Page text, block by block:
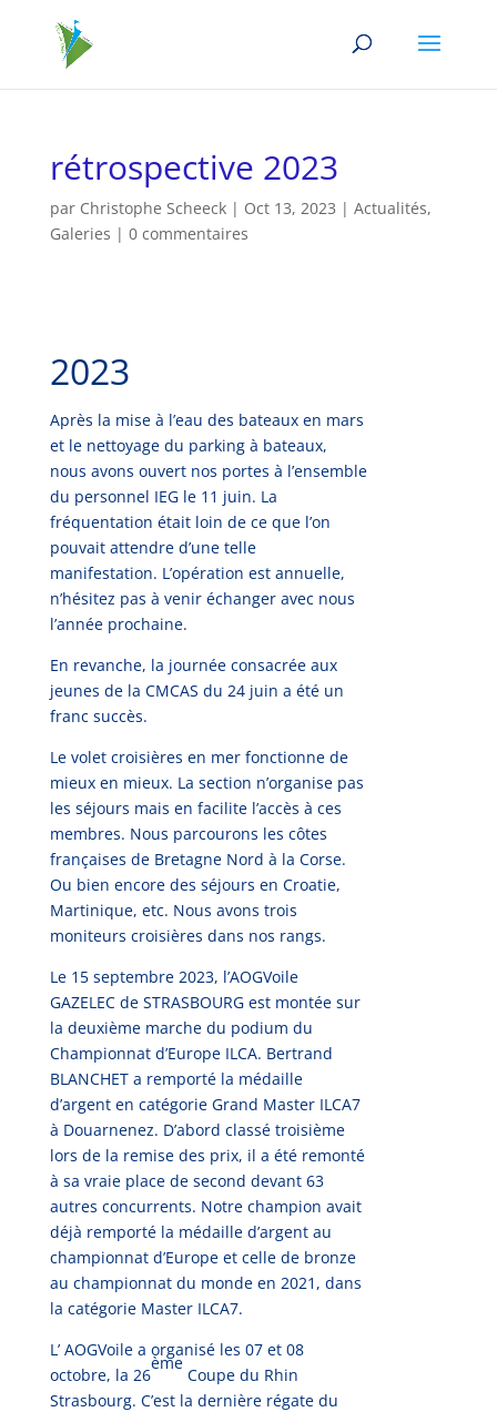
rétrospective 2023
par Christophe Scheeck| Oct 13, 2023 | Actualités,
Galeries | 0 commentaires
2023
Après la mise à l’eau des bateaux en mars
et le nettoyage du parking à bateaux,
nous avons ouvert nos portes à l’ensemble
du personnel IEG le 11 juin. La
fréquentation était loin de ce que l’on
pouvait attendre d’une telle
manifestation. L’opération est annuelle,
n’hésitez pas à venir échanger avec nous
l’année prochaine.
En revanche, la journée consacrée aux
jeunes de la CMCAS du 24 juin a été un
franc succès.
Le volet croisières en mer fonctionne de
mieux en mieux. La section n’organise pas
les séjours mais en facilite l’accès à ces
membres. Nous parcourons les côtes
françaises de Bretagne Nord à la Corse.
Ou bien encore des séjours en Croatie,
Martinique, etc. Nous avons trois
moniteurs croisières dans nos rangs.
Le 15 septembre 2023, l’AOGVoile
GAZELEC de STRASBOURG est montée sur
la deuxième marche du podium du
Championnat d’Europe ILCA. Bertrand
BLANCHET a remporté la médaille
d’argent en catégorie Grand Master ILCA7
à Douarnenez. D’abord classé troisième
lors de la remise des prix, il a été remonté
à sa vraie place de second devant 63
autres concurrents. Notre champion avait
déjà remporté la médaille d’argent au
championnat d’Europe et celle de bronze
au championnat du monde en 2021, dans
la catégorie Master ILCA7.
L’ AOGVoile a organisé les 07 et 08
octobre, la 26
ème
Coupe du Rhin
Strasbourg. C’est la dernière régate du